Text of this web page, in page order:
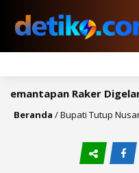
Raker Digelar
Beranda /Bupati Tutup